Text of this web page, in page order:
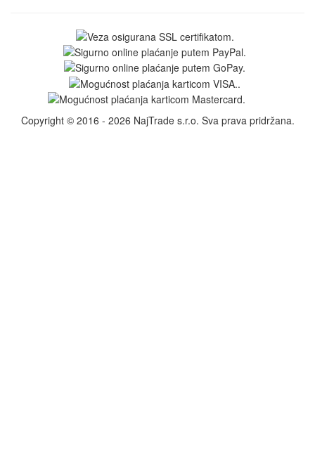
Copyright © 2016 - 2026 NajTrade s.r.o. Sva prava pridržana.